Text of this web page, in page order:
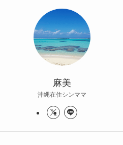
麻美
沖縄在住シンママ